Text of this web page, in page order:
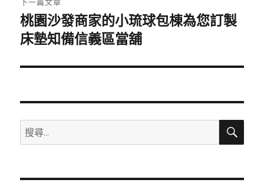
下
一
文
桃園沙發商家的小琉球包棟為您訂製
床墊知備信義區當舖
搜
尋
鍵
搜